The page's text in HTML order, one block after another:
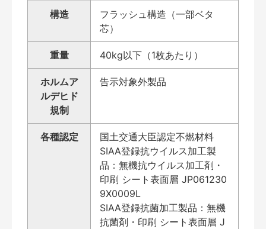
構造
フラッシュ構造（一部ベタ
芯）
重量 40kg以下（1枚あたり）
ホルムア
ルデヒド
規制
告示対象外製品
各種認定
国土交通大臣認定不燃材料
SIAA登録抗ウイルス加工製
品：無機抗ウイルス加工剤・
印刷 シート表面層 JP061230
9X0009L
SIAA登録抗菌加工製品：無機
抗菌剤・印刷 シート表面層 J